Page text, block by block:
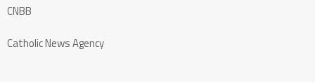
CNBB
Catholic News Agency